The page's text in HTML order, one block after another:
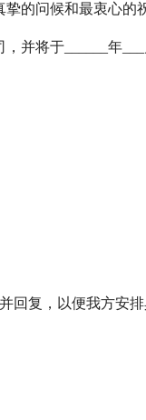
的问候和最衷心的
，并将于______年
回复，以便我方安排